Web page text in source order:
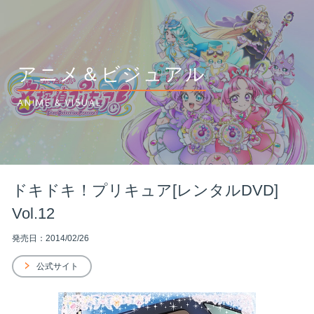
アニメ＆ビジュアル
ANIME & VISUAL
ドキドキ！プリキュア[レンタルDVD]
Vol.12
発売日：2014/02/26
公式サイト